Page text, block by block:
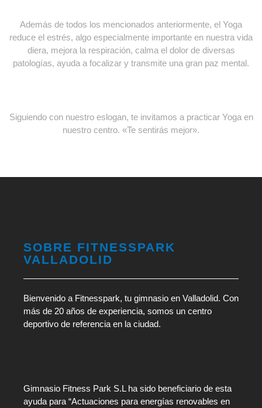
Además de todos los mencionados anteriormente, el Yoga
reduce el estrés, algo especialmente importante en nuestra vida
diera, mejora la respiración, calma el dolor de diversas
patologías, ayuda a focalizar y transmite una gran paz mental.
Siguiendo con nuestro eslogan, te invitamos a practicar Yoga en
nuestro centro. «Te sentirás mejor».
SOBRE FITNESSPARK
VALLADOLID
Bienvenido a Fitnesspark, tu gimnasio en Valladolid. Con
más de 20 años de experiencia, somos un centro
deportivo de referencia en la ciudad.
Gimnasio Fitness Park S.L ha sido beneficiario de esta
ayuda para “Actuaciones para energías renovables en